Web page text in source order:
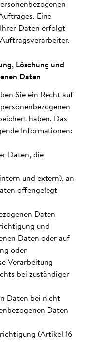
Eine
Daten erfolgt
Lösch­ung und
Daten
Sie ein Recht auf
haben. Das
Informationen:
Daten, die
und extern), an
offengelegt
Daten
und
Daten oder auf
oder
Verarbeitung
bei zuständiger
Daten bei nicht
Daten
(Artikel 16